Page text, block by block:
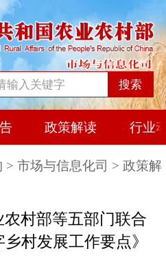
搜索
政策解读 行业
> 市场与信息化司 > 政策解
村部等五部门联合
村发展工作要点》